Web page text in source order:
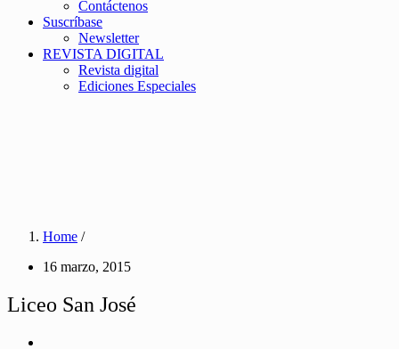
Contáctenos
Suscríbase
Newsletter
REVISTA DIGITAL
Revista digital
Ediciones Especiales
Home /
16 marzo, 2015
Liceo San José